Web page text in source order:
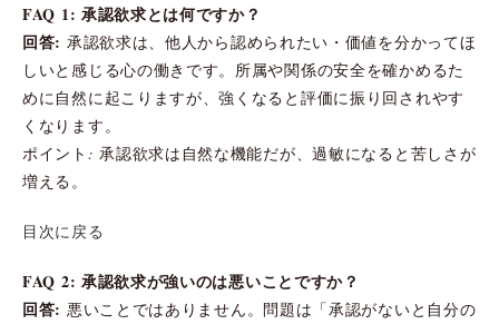
FAQ 1: 承認欲求とは何ですか？
回答: 承認欲求は、他人から認められたい・価値を分かってほ
しいと感じる心の働きです。所属や関係の安全を確かめるた
めに自然に起こりますが、強くなると評価に振り回されやす
くなります。
ポイント: 承認欲求は自然な機能だが、過敏になると苦しさが
増える。
目次に戻る
FAQ 2: 承認欲求が強いのは悪いことですか？
回答: 悪いことではありません。問題は「承認がないと自分の